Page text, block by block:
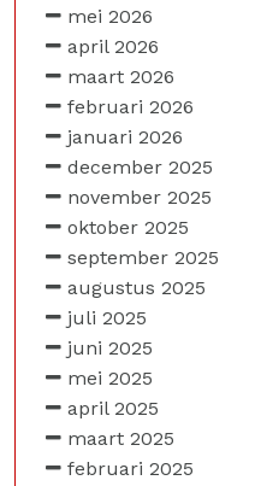
mei 2026
april 2026
maart 2026
februari 2026
januari 2026
december 2025
november 2025
oktober 2025
september 2025
augustus 2025
juli 2025
juni 2025
mei 2025
april 2025
maart 2025
februari 2025